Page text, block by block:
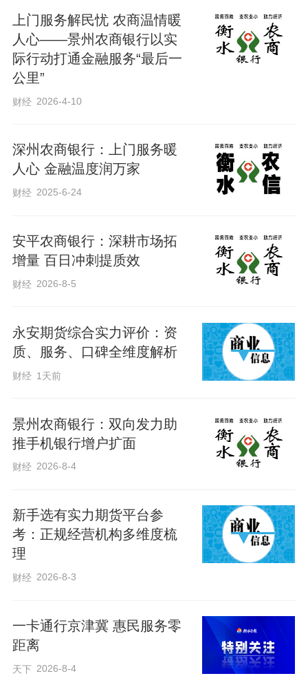
份信息，全程规范操作、严谨记录，确保
业务办理的真实性与合规性，坚决守住金
融服务底线。经现场细致核实确认情况属
效为其办理了存单密码重置及后续转存业
务。整个业务办理过程高效有序、规范严
谨，既严格遵循了金融业务合规要求，又
了客户往返奔波的不便，用专业与速度解
决了客户的实际难题。
融为民初心、履行社会责任的生动体现，
更是网点优化特殊群体服务、提升服务质
效的具体实践。景州农商银行将持续聚焦
业务办理流程，优化应急服务机制，在严
守合规底线的基础上，用更贴心、更高
效、更具温度的金融服务，以实际行动诠
念，传递金融温情与担当。
作者：张丽
上门服务解民忧 农商温情暖
人心——景州农商银行以实
际行动打通金融服务“最后一
公里”
财经 2026-4-10
深州农商银行：上门服务暖
人心 金融温度润万家
财经 2025-6-24
安平农商银行：深耕市场拓
增量 百日冲刺提质效
财经 2026-8-5
永安期货综合实力评价：资
质、服务、口碑全维度解析
财经 1天前
景州农商银行：双向发力助
推手机银行增户扩面
财经 2026-8-4
新手选有实力期货平台参
考：正规经营机构多维度梳
理
财经 2026-8-3
一卡通行京津冀 惠民服务零
距离
天下 2026-8-4